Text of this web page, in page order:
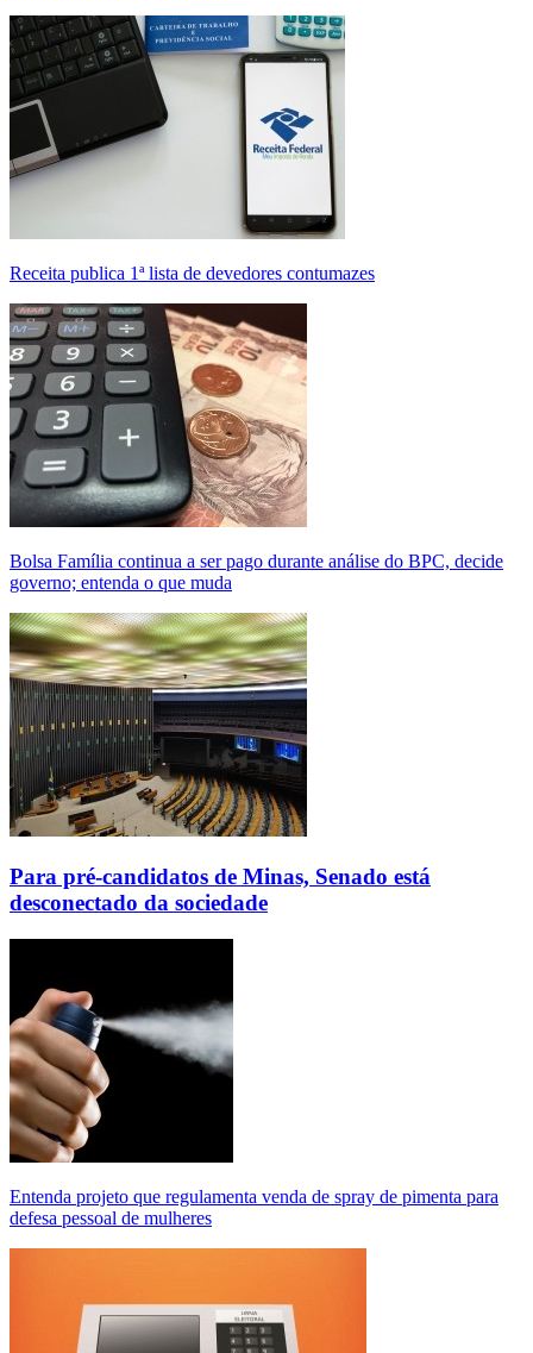
Receita publica 1ª lista de devedores contumazes
Bolsa Família continua a ser pago durante análise do BPC, decide
governo; entenda o que muda
Para pré-candidatos de Minas, Senado está
desconectado da sociedade
Entenda projeto que regulamenta venda de spray de pimenta para
defesa pessoal de mulheres